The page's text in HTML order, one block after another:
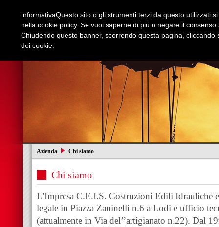
Azienda Chi siamo
Chi siamo
L’Impresa C.E.I.S. Costruzioni Edili Idrauliche
legale in Piazza Zaninelli n.6 a Lodi e ufficio
(attualmente in Via del’’artigianato n.22). Dal
InformativaQuesto sito o gli strumenti terzi da questo utilizzati
nella cookie policy. Se vuoi saperne di più o negare il
Chiudendo questo banner, scorrendo questa pagina,
dei cookie.